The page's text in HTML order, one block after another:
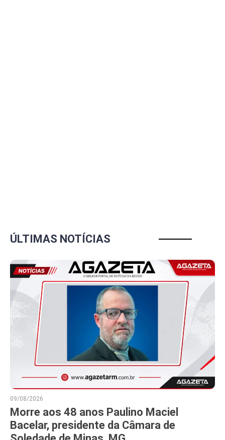
ÚLTIMAS NOTÍCIAS
09/08/2026
Morre aos 48 anos Paulino Maciel
Bacelar, presidente da Câmara de